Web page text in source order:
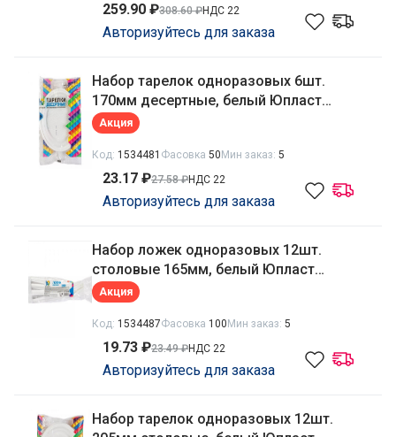
308.60 ₽
259.90 ₽ НДС 22
Авторизуйтесь для заказа
Набор тарелок одноразовых 6шт.
170мм десертные, белый Юпласт
ЮНАБ2028
Акция
Код: 1534481 Фасовка 50 Мин заказ: 5
27.58 ₽
23.17 ₽ НДС 22
Авторизуйтесь для заказа
Набор ложек одноразовых 12шт.
столовые 165мм, белый Юпласт
ЮНАБ2022
Акция
Код: 1534487Фасовка 100 Мин заказ: 5
23.49 ₽
19.73 ₽ НДС 22
Авторизуйтесь для заказа
Набор тарелок одноразовых 12шт.